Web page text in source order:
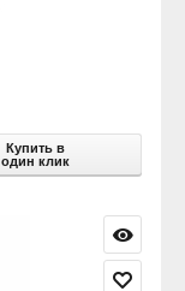
Купить в
один клик